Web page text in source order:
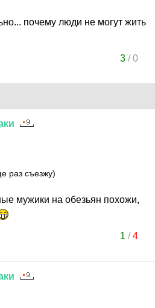
почему люди не могут жить
3/0
раз съезжу)
мужики на обезьян похожи,
1 /4